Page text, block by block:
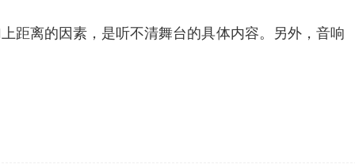
距离的因素，是听不清舞台的具体内容。另外，音响